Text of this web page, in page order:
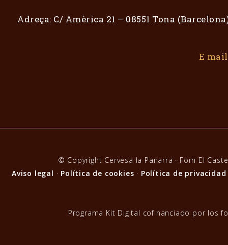
Adreça: C/ Amèrica 21 – 08551 Tona
E
© Copyright Cervesa la Panarra · Forn El
Aviso legal · Política de cookies · Política de privacidad
Programa Kit Digital cofinanciado por los